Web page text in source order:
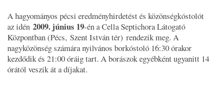
A hagyományos pécsi eredményhirdetést és közönségkóstolót
az idén 2009. június 19-én a Cella Septichora Látogató
Központban (Pécs, Szent István tér) rendezik meg. A
nagyközönség számára nyilvános borkóstoló 16:30 órakor
kezdődik és 21:00 óráig tart. A borászok egyébként ugyanitt 14
órától veszik át a díjakat.